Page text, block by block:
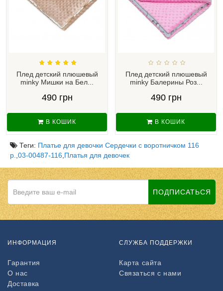
Плед детский плюшевый
minky Мишки на Бел...
490 грн
В КОШИК
Плед детский плюшевый
minky Балерины Роз...
490 грн
В КОШИК
Теги: Платье для девочки Сердечки с воротничком 116
р. 03-00487-116 Платья для девочек
ПОДПИСАТЬСЯ
ИНФОРМАЦИЯ
Гарантия
О нас
Доставка
СЛУЖБА ПОДДЕРЖКИ
Карта сайта
Связаться с нами